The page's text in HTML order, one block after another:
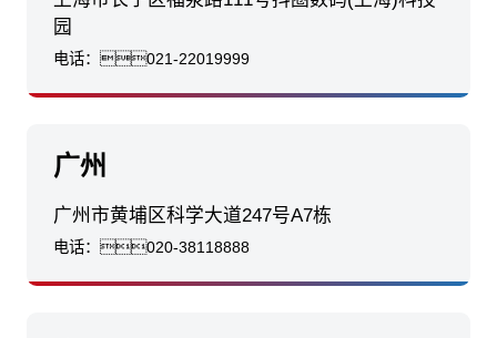
园
电话：021-22019999
广州
广州市黄埔区科学大道247号A7栋
电话：020-38118888